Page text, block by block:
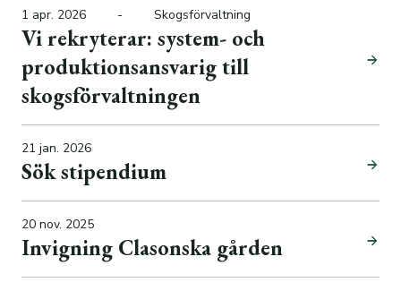
1 apr. 2026 - Skogsförvaltning
Vi rekryterar: system- och
produktionsansvarig till
skogsförvaltningen
21 jan. 2026
Sök stipendium
20 nov. 2025
Invigning Clasonska gården